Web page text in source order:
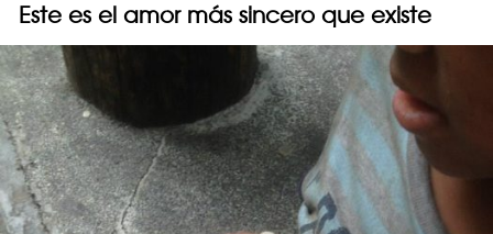
Este es el amor más sincero que existe